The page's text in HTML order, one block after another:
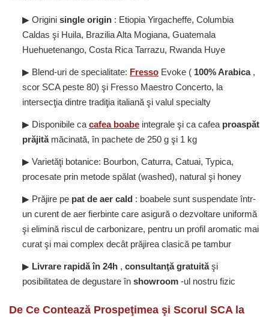
▶ Origini single origin : Etiopia Yirgacheffe, Columbia
Caldas şi Huila, Brazilia Alta Mogiana, Guatemala
Huehuetenango, Costa Rica Tarrazu, Rwanda Huye
▶ Blend-uri de specialitate: Fresso Evoke ( 100% Arabica,
scor SCA peste 80) şi Fresso Maestro Concerto, la
intersecţia dintre tradiţia italiană şi valul specialty
▶ Disponibile cacafea boabe integrale şi ca cafea proaspăt
prăjitămăcinată, în pachete de 250 g şi 1 kg
▶ Varietăţi botanice: Bourbon, Caturra, Catuai, Typica,
procesate prin metode spălat (washed), natural şi honey
▶ Prăjire pe pat de aer cald : boabele sunt suspendate într-
un curent de aer fierbinte care asigură o dezvoltare uniformă
şi elimină riscul de carbonizare, pentru un profil aromatic mai
curat şi mai complex decât prăjirea clasică pe tambur
▶ Livrare rapidă în 24h , consultanţă gratuităşi
posibilitatea de degustare în showroom -ul nostru fizic
De Ce Contează Prospeţimea şi Scorul SCA la